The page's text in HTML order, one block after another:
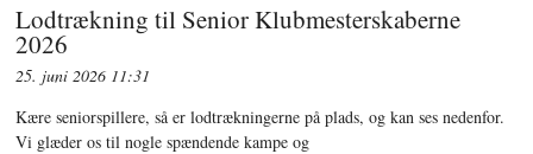
Lodtrækning til Senior Klubmesterskaberne
2026
25. juni 2026 11:31
Kære seniorspillere, så er lodtrækningerne på plads, og kan ses nedenfor.
Vi glæder os til nogle spændende kampe og